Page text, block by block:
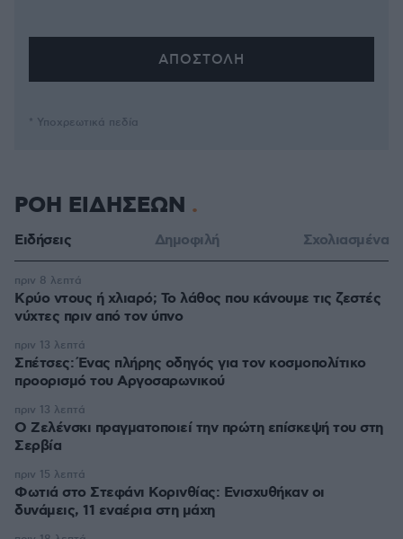
* Υποχρεωτικά πεδία
ΡΟΗ ΕΙΔΗΣΕΩΝ
Ειδήσεις Δημοφιλή Σχολιασμένα
Κρύο ντους ή χλιαρό; Το λάθος που κάνουμε τις ζεστές
νύχτες πριν από τον ύπνο
πριν 8 λεπτά
Σπέτσες: Ένας πλήρης οδηγός για τον κοσμοπολίτικο
προορισμό του Αργοσαρωνικού
πριν 13 λεπτά
Ο Ζελένσκι πραγματοποιεί την πρώτη επίσκεψή του στη
Σερβία
πριν 13 λεπτά
Φωτιά στο Στεφάνι Κορινθίας: Ενισχυθήκαν οι
δυνάμεις, 11 εναέρια στη μάχη
πριν 15 λεπτά